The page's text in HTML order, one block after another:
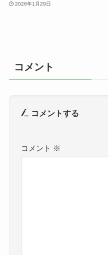
2026年1月29日
コメント
コメントする
コメント ※